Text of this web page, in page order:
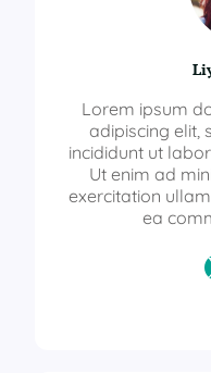
Lorem ipsum
adipiscing elit,
incididunt ut
Ut enim ad
exercitation
ea